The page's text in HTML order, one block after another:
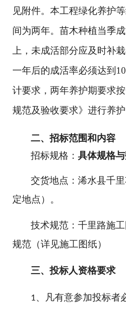
见附件。本工程绿化养护
间为两年。苗木种植当季
上，未成活部分应及时补
一年后的成活率必须达到 1
计要求，两年养护期要求
规范及验收要求》进行养护
二、招标范围和内容
招标规格：具体规格与
交货地点：浠水县千
定地点）。
技术规范：千里路施
规范（详见施工图纸）
三、投标人资格要求
1、凡有意参加投标者